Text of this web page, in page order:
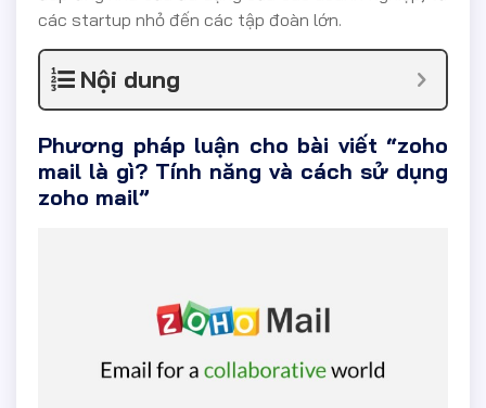
các startup nhỏ đến các tập đoàn lớn.
Nội dung
Phương pháp luận cho bài viết “zoho
mail là gì? Tính năng và cách sử dụng
zoho mail”